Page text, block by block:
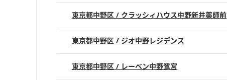
東京都中野区 / クラッシィハウス中野新井薬師前
東京都中野区 / ジオ中野レジデンス
東京都中野区 / レーベン中野鷺宮